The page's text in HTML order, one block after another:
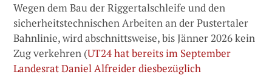
Wegen dem Bau der Riggertalschleife und den
sicherheitstechnischen Arbeiten an der Pustertaler
Bahnlinie, wird abschnittsweise, bis Jänner 2026 kein
Zug verkehren (UT24 hat bereits im September
Landesrat Daniel Alfreider diesbezüglich